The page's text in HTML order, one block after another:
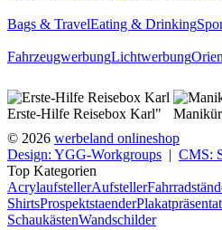
Bags & TravelEating & Drinking
FahrzeugwerbungLichtwerbung
Erste-Hilfe Reisebox Karl"
© 2026 werbeland onlineshop
Design: YGG-Workgroups | CMS:
Top Kategorien
AcrylaufstellerAufsteller
ShirtsProspektstaender
SchaukästenWandschilder